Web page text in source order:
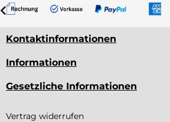
Kontaktinformationen
Informationen
Gesetzliche Informationen
Vertrag widerrufen